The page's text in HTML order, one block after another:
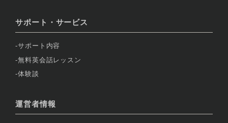
サポート・サービス
サポート内容
無料英会話レッスン
体験談
運営者情報